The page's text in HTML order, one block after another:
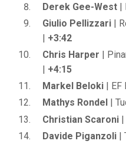
Derek Gee-West |
Giulio Pellizzari |
| +3:42
Chris Harper |
| +4:15
Markel Beloki |
Mathys Rondel
|
Christian Scaroni |
Davide Piganzoli |